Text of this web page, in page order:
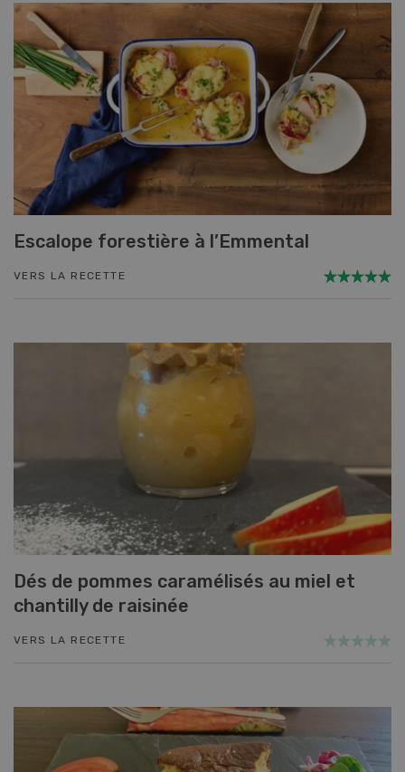
Escalope forestière à l’Emmental
VERS LA RECETTE
Dés de pommes caramélisés au miel et
chantilly de raisinée
VERS LA RECETTE